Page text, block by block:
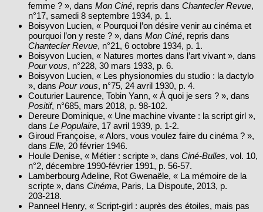
femme ? », dans Mon Ciné, repris dans Chantecler Revue,
n°17, samedi 8 septembre 1934, p. 1.
Boisyvon Lucien, « Pourquoi l’on désire venir au cinéma et
pourquoi l’on y reste ? », dans Mon Ciné, repris dans
Chantecler Revue, n°21, 6 octobre 1934, p. 1.
Boisyvon Lucien, « Natures mortes dans l’art vivant », dans
Pour vous, n°228, 30 mars 1933, p. 6.
Boisyvon Lucien, « Les physionomies du studio : la dactylo
», dans Pour vous, n°75, 24 avril 1930, p. 4.
Couturier Laurence, Tobin Yann, « À quoi je sers ? », dans
Positif, n°685, mars 2018, p. 98‑102.
Dereure Dominique, « Une machine vivante : la script girl »,
dans Le Populaire, 17 avril 1939, p. 1‑2.
Giroud Françoise, « Alors, vous voulez faire du cinéma ? »,
dans Elle, 20 février 1946.
Houle Denise, « Métier : scripte », dans Ciné‑Bulles, vol. 10,
n°2, décembre 1990‑février 1991, p. 56‑57.
Lamberbourg Adeline, Rot Gwenaële, « La mémoire de la
scripte », dans Cinéma, Paris, La Dispoute, 2013, p.
203‑218.
Panneel Henry, « Script‑girl : auprès des étoiles, mais pas